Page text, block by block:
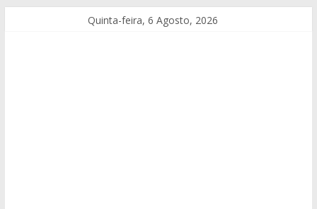
Quinta-feira, 6 Agosto, 2026